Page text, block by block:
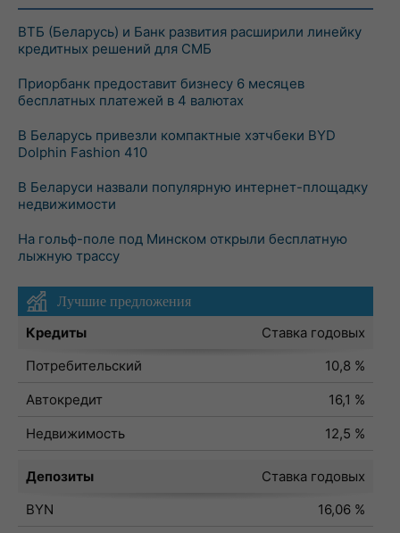
ВТБ (Беларусь) и Банк развития расширили линейку
кредитных решений для СМБ
Приорбанк предоставит бизнесу 6 месяцев
бесплатных платежей в 4 валютах
В Беларусь привезли компактные хэтчбеки BYD
Dolphin Fashion 410
В Беларуси назвали популярную интернет-площадку
недвижимости
На гольф-поле под Минском открыли бесплатную
лыжную трассу
Лучшие предложения
Кредиты
Ставка годовых
Потребительский
10,8 %
Автокредит
16,1 %
Недвижимость
12,5 %
Депозиты
Ставка годовых
BYN
16,06 %